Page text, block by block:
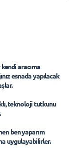
aracıma
esnada yapılacak
teknoloji tutkunu
ben yaparım
uygulayabilirler.